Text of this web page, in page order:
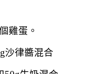
雞蛋。
沙律醬混合